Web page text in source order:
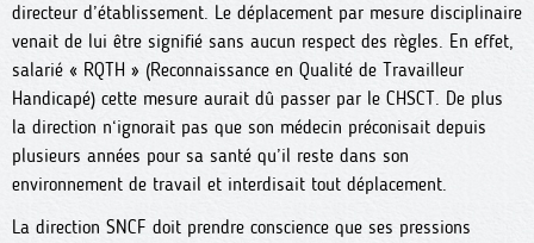
directeur d’établissement. Le déplacement par mesure disciplinaire
venait de lui être signifié sans aucun respect des règles. En effet,
salarié « RQTH » (Reconnaissance en Qualité de Travailleur
Handicapé) cette mesure aurait dû passer par le CHSCT. De plus
la direction n‘ignorait pas que son médecin préconisait depuis
plusieurs années pour sa santé qu’il reste dans son
environnement de travail et interdisait tout déplacement.
La direction SNCF doit prendre conscience que ses pressions